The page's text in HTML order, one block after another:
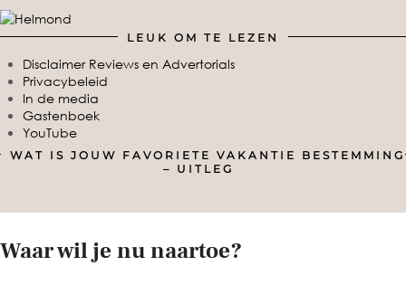
LEUK OM TE LEZEN
Disclaimer Reviews en Advertorials
Privacybeleid
In de media
Gastenboek
YouTube
WAT IS JOUW FAVORIETE VAKANTIE BESTEMMING
– UITLEG
Waar wil je nu naartoe?